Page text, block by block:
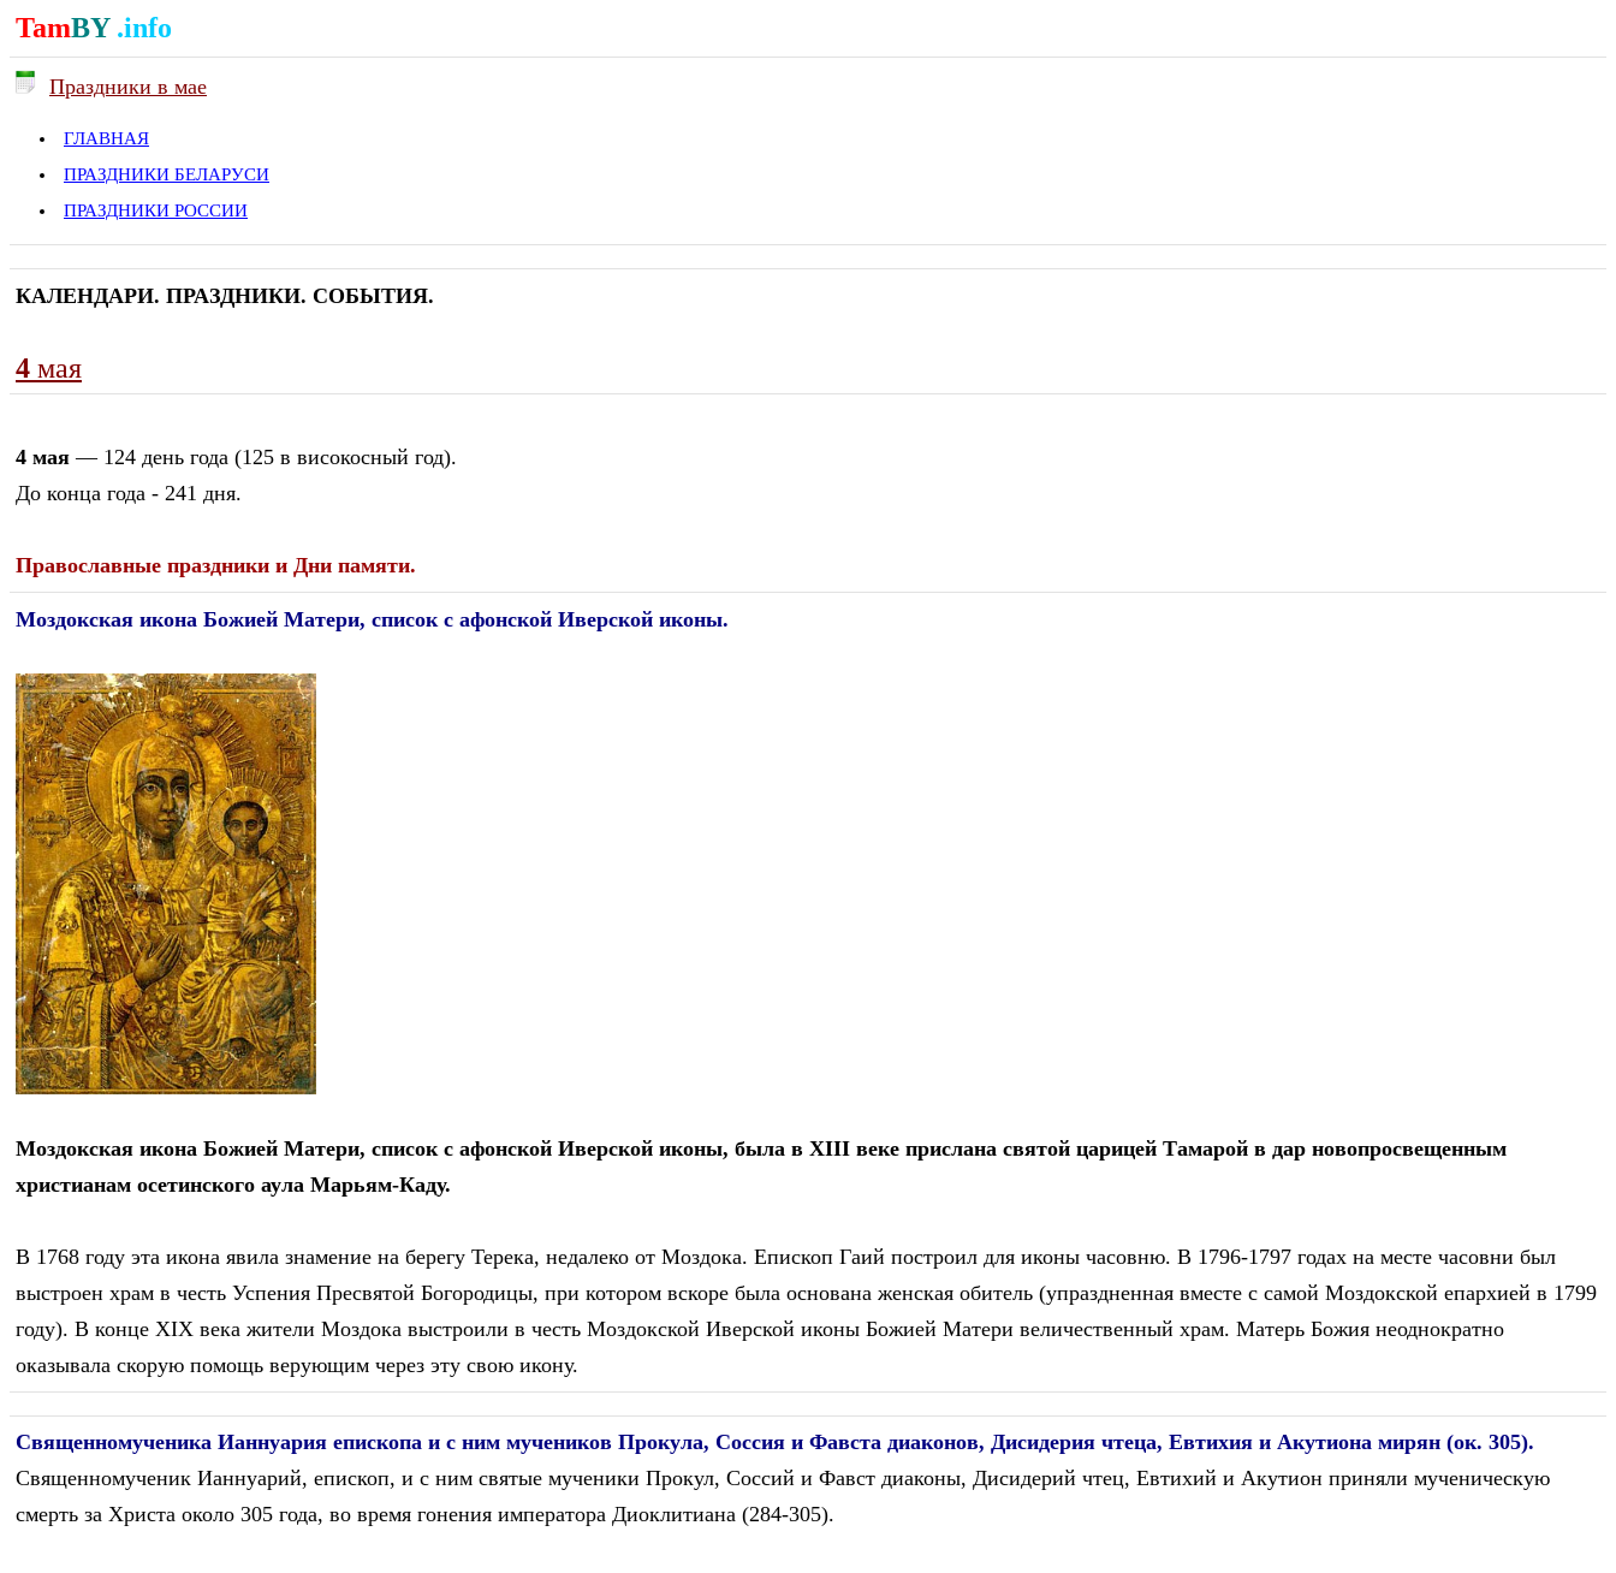
TamBY.info
Праздники в мае
ГЛАВНАЯ
ПРАЗДНИКИ БЕЛАРУСИ
ПРАЗДНИКИ РОССИИ
КАЛЕНДАРИ. ПРАЗДНИКИ. СОБЫТИЯ.
4 мая
4 мая— 124 день года (125 в високосный год).
До конца года - 241 дня.
Православные праздники и Дни памяти.
Моздокская икона Божией Матери, список с афонской Иверской иконы.
Моздокская икона Божией Матери, список с афонской Иверской иконы, была в ХIII веке прислана святой царицей Тамарой в дар новопросвещенным
христианам осетинского аула Марьям-Каду.
В 1768 году эта икона явила знамение на берегу Терека, недалеко от Моздока. Епископ Гаий построил для иконы часовню. В 1796-1797 годах на месте часовни был
выстроен храм в честь Успения Пресвятой Богородицы, при котором вскоре была основана женская обитель (упраздненная вместе с самой Моздокской епархией в 1799
году). В конце ХIХ века жители Моздока выстроили в честь Моздокской Иверской иконы Божией Матери величественный храм. Матерь Божия неоднократно
оказывала скорую помощь верующим через эту свою икону.
Священномученика Ианнуария епископа и с ним мучеников Прокула, Соссия и Фавста диаконов, Дисидерия чтеца, Евтихия и Акутиона мирян (ок. 305).
Священномученик Ианнуарий, епископ, и с ним святые мученики Прокул, Соссий и Фавст диаконы, Дисидерий чтец, Евтихий и Акутион приняли мученическую
смерть за Христа около 305 года, во время гонения императора Диоклитиана (284-305).